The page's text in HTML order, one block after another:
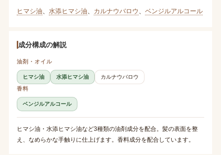
ヒマシ油 水添ヒマシ油 カルナウバロウ ベンジルアルコール
成分構成の解説
油剤・オイル
ヒマシ油 水添ヒマシ油
カルナウバロウ
香料
ベンジルアルコール
ヒマシ油・水添ヒマシ油など3種類の油剤成分を配合。髪の表面を整
え、なめらかな手触りに仕上げます。香料成分を配合しています。